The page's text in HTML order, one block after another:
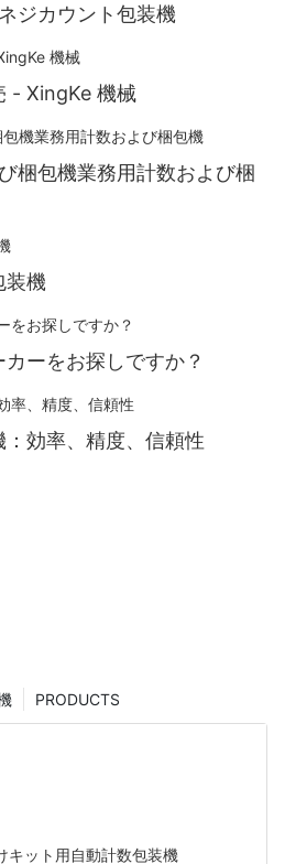
ジカウント包装機
- XingKe 機械
梱包機業務用計数および梱
装機
ーをお探しですか？
効率、精度、信頼性
PRODUCTS